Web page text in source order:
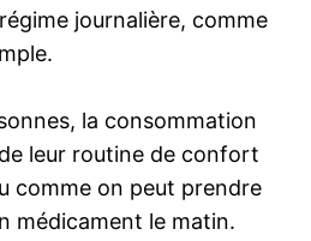
journalière, comme
la consommation
leur routine de confort
comme on peut prendre
médicament le matin.